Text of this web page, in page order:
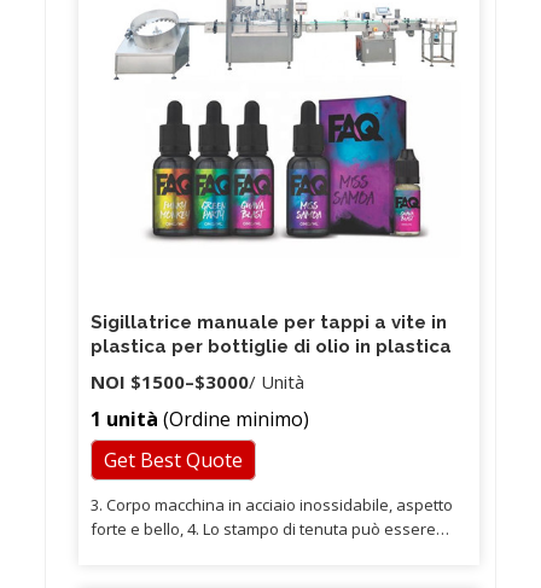
Sigillatrice manuale per tappi a vite in
plastica per bottiglie di olio in plastica
NOI $1500–$3000/ Unità
1 unità (Ordine minimo)
Get Best Quote
3. Corpo macchina in acciaio inossidabile, aspetto
forte e bello, 4. Lo stampo di tenuta può essere